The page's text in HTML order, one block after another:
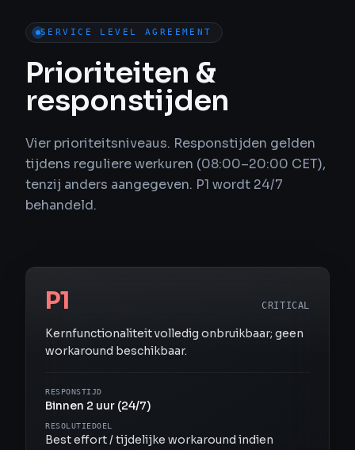
SERVICE LEVEL AGREEMENT
Prioriteiten &
responstijden
Vier prioriteitsniveaus. Responstijden gelden
tijdens reguliere werkuren (08:00–20:00 CET),
tenzij anders aangegeven. P1 wordt 24/7
behandeld.
P1 CRITICAL
Kernfunctionaliteit volledig onbruikbaar; geen
workaround beschikbaar.
RESPONSTIJD
Binnen 2 uur (24/7)
RESOLUTIEDOEL
Best effort / tijdelijke workaround indien